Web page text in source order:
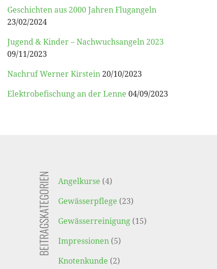
Geschichten aus 2000 Jahren Flugangeln
23/02/2024
Jugend & Kinder – Nachwuchsangeln 2023
09/11/2023
Nachruf Werner Kirstein 20/10/2023
Elektrobefischung an der Lenne 04/09/2023
BEITRAGSKATEGORIEN Angelkurse (4)
Gewässerpflege (23)
Gewässerreinigung (15)
Impressionen (5)
Knotenkunde (2)